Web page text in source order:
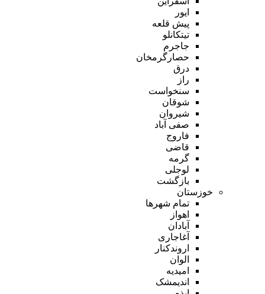
ایور
پیش قلعه
تیتکانلو
جاجرم
حصارگرمخان
درق
راز
سنخواست
شوقان
شیروان
صفی آباد
فاروج
قاضی
گرمه
لوجلی
بازگشت
خوزستان
تمام شهر‌ها
اهواز
آبادان
آغاجاری
اروندکنار
الوان
امیدیه
اندیمشک